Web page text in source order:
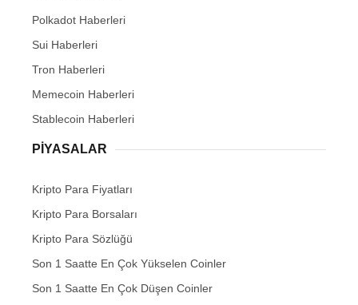
Polkadot Haberleri
Sui Haberleri
Tron Haberleri
Memecoin Haberleri
Stablecoin Haberleri
PIYASALAR
Kripto Para Fiyatları
Kripto Para Borsaları
Kripto Para Sözlüğü
Son 1 Saatte En Çok Yükselen Coinler
Son 1 Saatte En Çok Düşen Coinler